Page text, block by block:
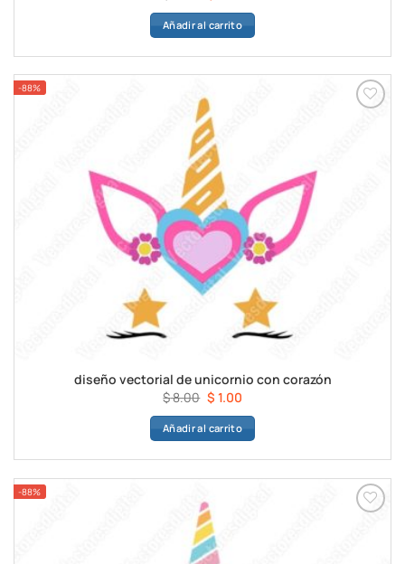
precio
original
$ 8.00.
precio
actual
$ 1.00.
Añadir al carrito
-88%
diseño vectorial de unicornio con corazón
$8.00 El
precio
original
$ 8.00.
$ 1.00El
precio
actual
$ 1.00.
Añadir al carrito
-88%